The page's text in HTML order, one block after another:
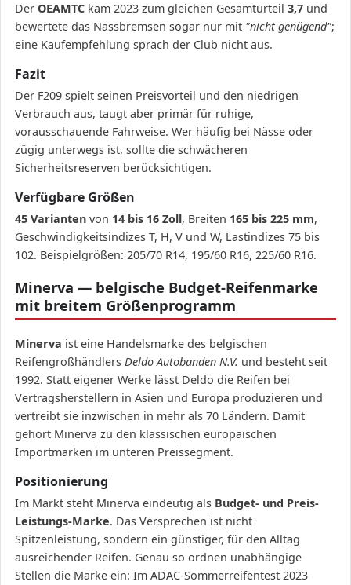
Der OEAMTC kam 2023 zum gleichen Gesamturteil 3,7 und
bewertete das Nassbremsen sogar nur mit "nicht genügend";
eine Kaufempfehlung sprach der Club nicht aus.
Fazit
Der F209 spielt seinen Preisvorteil und den niedrigen
Verbrauch aus, taugt aber primär für ruhige,
vorausschauende Fahrweise. Wer häufig bei Nässe oder
zügig unterwegs ist, sollte die schwächeren
Sicherheitsreserven berücksichtigen.
Verfügbare Größen
45 Varianten von 14 bis 16 Zoll, Breiten 165 bis 225 mm,
Geschwindigkeitsindizes T, H, V und W, Lastindizes 75 bis
102. Beispielgrößen: 205/70 R14, 195/60 R16, 225/60 R16.
Minerva — belgische Budget-Reifenmarke
mit breitem Größenprogramm
Minerva ist eine Handelsmarke des belgischen
Reifengroßhändlers Deldo Autobanden N.V. und besteht seit
1992. Statt eigener Werke lässt Deldo die Reifen bei
Vertragsherstellern in Asien und Europa produzieren und
vertreibt sie inzwischen in mehr als 70 Ländern. Damit
gehört Minerva zu den klassischen europäischen
Importmarken im unteren Preissegment.
Positionierung
Im Markt steht Minerva eindeutig als Budget- und Preis-
Leistungs-Marke. Das Versprechen ist nicht
Spitzenleistung, sondern ein günstiger, für den Alltag
ausreichender Reifen. Genau so ordnen unabhängige
Stellen die Marke ein: Im ADAC-Sommerreifentest 2023